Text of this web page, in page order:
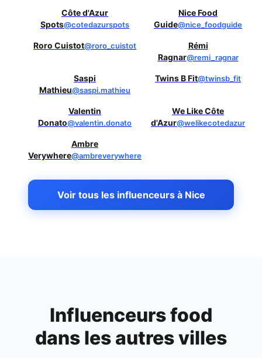
Côte d'Azur
Spots@cotedazurspots
Nice Food
Guide@nice_foodguide
Roro Cuistot@roro_cuistot
Rémi
Ragnar@remi_ragnar
Saspi
Mathieu@saspi.mathieu
Twins B Fit@twinsb_fit
Valentin
Donato@valentin.donato
We Like Côte
d'Azur@welikecotedazur
Ambre
Verywhere@ambreverywhere
Voir tous les influenceurs à Nice
Influenceurs food
dans les autres villes